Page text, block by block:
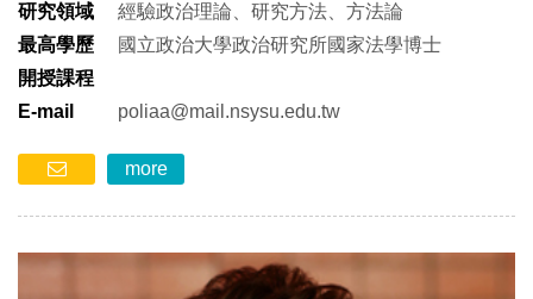
研究領域
經驗政治理論、研究方法、方法論
最高學歷
國立政治大學政治研究所國家法學博士
開授課程
E-mail
poliaa@mail.nsysu.edu.tw
more